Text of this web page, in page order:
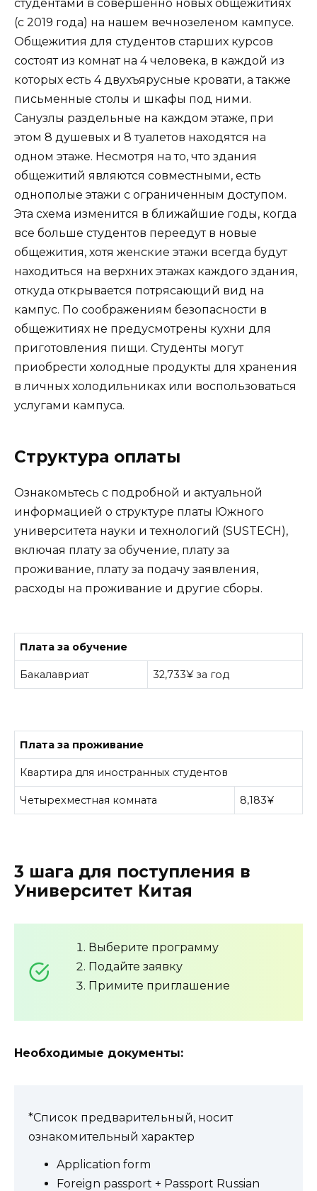
студентами в совершенно новых общежитиях
(с 2019 года) на нашем вечнозеленом кампусе.
Общежития для студентов старших курсов
состоят из комнат на 4 человека, в каждой из
которых есть 4 двухъярусные кровати, а также
письменные столы и шкафы под ними.
Санузлы раздельные на каждом этаже, при
этом 8 душевых и 8 туалетов находятся на
одном этаже. Несмотря на то, что здания
общежитий являются совместными, есть
однополые этажи с ограниченным доступом.
Эта схема изменится в ближайшие годы, когда
все больше студентов переедут в новые
общежития, хотя женские этажи всегда будут
находиться на верхних этажах каждого здания,
откуда открывается потрясающий вид на
кампус. По соображениям безопасности в
общежитиях не предусмотрены кухни для
приготовления пищи. Студенты могут
приобрести холодные продукты для хранения
в личных холодильниках или воспользоваться
услугами кампуса.
Структура оплаты
Ознакомьтесь с подробной и актуальной
информацией о структуре платы Южного
университета науки и технологий (SUSTECH),
включая плату за обучение, плату за
проживание, плату за подачу заявления,
расходы на проживание и другие сборы.
Плата за обучение
Бакалавриат 32,733¥ за год
Плата за проживание
Квартира для иностранных студентов
Четырехместная комната 8,183¥
3 шага для поступления в
Университет Китая
Выберите программу
Подайте заявку
Примите приглашение
Необходимые документы:
*Список предварительный, носит
ознакомительный характер
Application form
Foreign passport + Passport Russian